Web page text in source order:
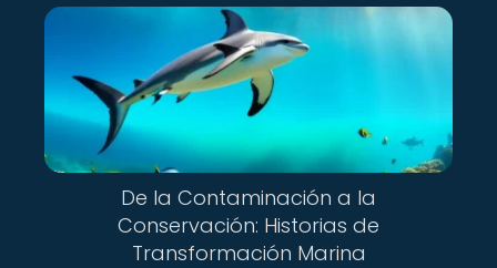
De la Contaminación a la
Conservación: Historias de
Transformación Marina